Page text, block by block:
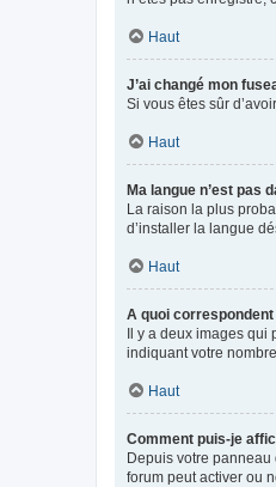
Haut
J’ai changé mon
Si vous êtes sûr
Haut
Ma langue n’est pas
La raison la plus
d’installer la langue
Haut
A quoi
Il y a deux images qui
indiquant votre
Haut
Comment puis-je
Depuis votre panneau
forum peut activer ou